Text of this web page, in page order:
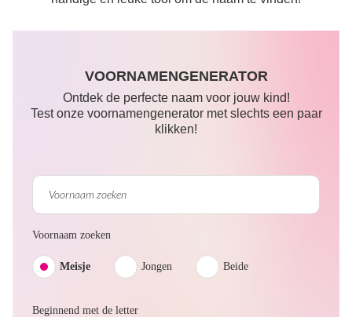
VOORNAMENGENERATOR
Ontdek de perfecte naam voor jouw kind!
Test onze voornamengenerator met slechts een paar
klikken!
Voornaam zoeken
Meisje Jongen Beide
Beginnend met de letter